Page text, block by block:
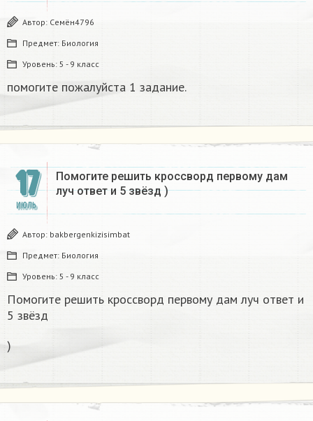
Автор: Cемён4796
Предмет: Биология
Уровень: 5 - 9 класс
помогите пожалуйста 1 задание.
17
ИЮЛЬ
Помогите решить кроссворд первому дам
луч ответ и 5 звёзд )
Автор: bakbergenkizisimbat
Предмет: Биология
Уровень: 5 - 9 класс
Помогите решить кроссворд первому дам луч ответ и
5 звёзд
)